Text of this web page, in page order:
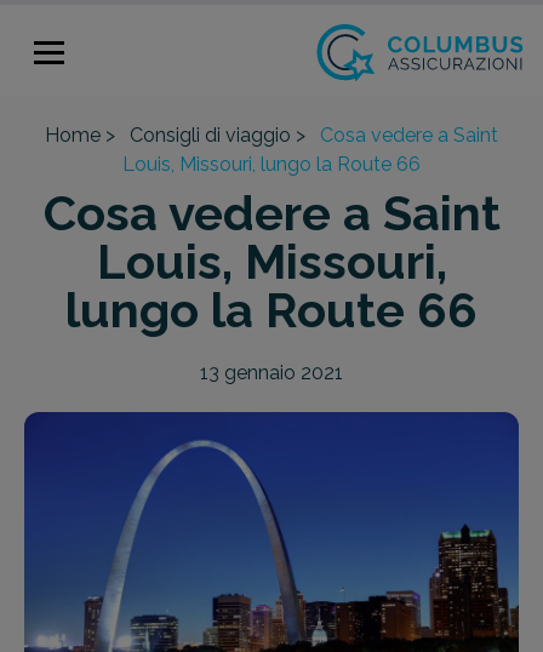
Home > Consigli di viaggio >
Cosa vedere a Saint
Louis, Missouri, lungo la Route 66
Cosa vedere a Saint
Louis, Missouri,
lungo la Route 66
13 gennaio 2021